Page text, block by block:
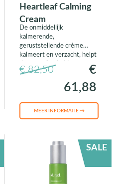
Heartleaf Calming
Cream
De onmiddellijk
kalmerende,
geruststellende crème
kalmeert en verzacht, helpt
de gevoelige huid te
stabiliseren en vult met
hydratatie de hele dag aan
om de stevigheid en
€ 82,50
€
61,88
MEER INFORMATIE →
SALE